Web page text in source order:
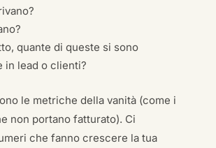
quante di queste si sono
in lead o clienti?
le metriche della vanità (come i
non portano fatturato). Ci
che fanno crescere la tua